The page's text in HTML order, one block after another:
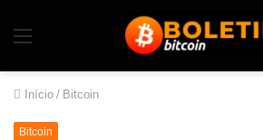
Início / Bitcoin
Bitcoin